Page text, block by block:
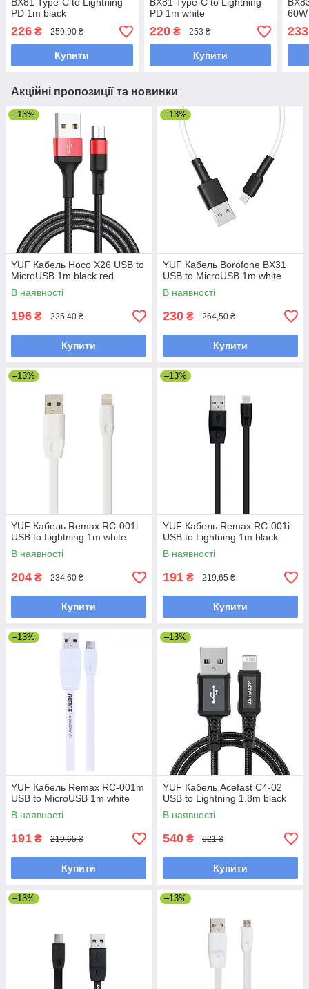
BX81 Type-C to Lightning
PD 1m black
226 ₴ 259,90 ₴
Купити
BX81 Type-C to Lightning
PD 1m white
220₴ 253 ₴
Купити
233
Акційні пропозиції та новинки
–13%
YUF Кабель Hoco X26 USB to
MicroUSB 1m black red
В наявності
196 ₴ 225,40 ₴
Купити
–13%
YUF Кабель Borofone BX31
USB to MicroUSB 1m white
В наявності
230 ₴ 264,50 ₴
Купити
–13%
YUF Кабель Remax RC-001i
USB to Lightning 1m white
В наявності
204 ₴ 234,60 ₴
Купити
–13%
YUF Кабель Remax RC-001i
USB to Lightning 1m black
В наявності
191 ₴ 219,65 ₴
Купити
–13%
YUF Кабель Remax RC-001m
USB to MicroUSB 1m white
В наявності
191 ₴ 219,65 ₴
Купити
–13%
YUF Кабель Acefast C4-02
USB to Lightning 1.8m black
В наявності
540 ₴ 621 ₴
Купити
–13% –13%